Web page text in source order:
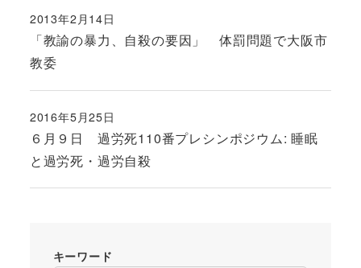
「教諭の暴力、自殺の要因」 体罰問題で大阪市
教委
投稿日
2013年2月14日
６月９日 過労死110番プレシンポジウム: 睡眠
と過労死・過労自殺
投稿日
2016年5月25日
キーワード